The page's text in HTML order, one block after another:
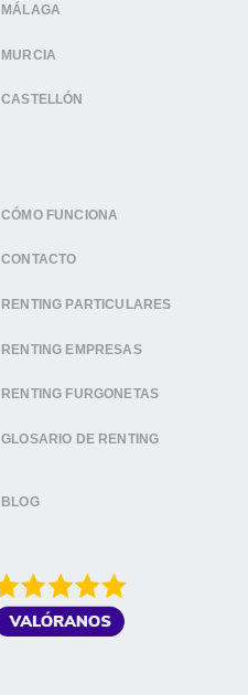
MÁLAGA
MURCIA
CASTELLÓN
CÓMO FUNCIONA
CONTACTO
RENTING PARTICULARES
RENTING EMPRESAS
RENTING FURGONETAS
GLOSARIO DE RENTING
BLOG